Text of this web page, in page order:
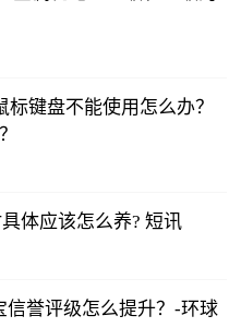
键盘不能使用怎么办？
境是哪里的? 翠竹具体应该怎么养? 短讯
誉评级怎么提升？-环球